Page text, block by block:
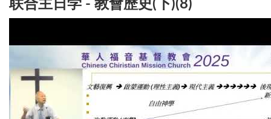
联合主日学 - 教會歷史(下)(8)